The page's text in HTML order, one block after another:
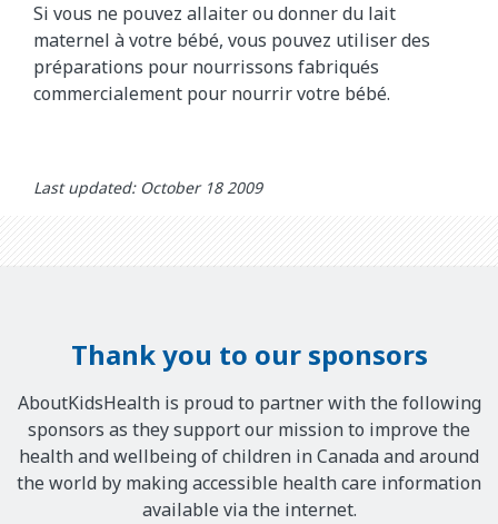
Si vous ne pouvez allaiter ou donner du lait
maternel à votre bébé, vous pouvez utiliser des
préparations pour nourrissons fabriqués
commercialement pour nourrir votre bébé.
Last updated: October 18 2009
Thank you to our sponsors
AboutKidsHealth is proud to partner with the following
sponsors as they support our mission to improve the
health and wellbeing of children in Canada and around
the world by making accessible health care information
available via the internet.